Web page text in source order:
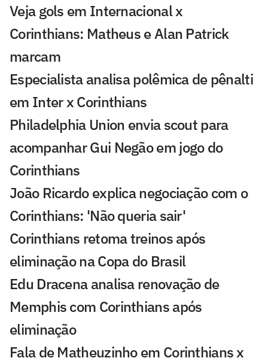
Veja gols em Internacional x
Corinthians: Matheus e Alan Patrick
marcam
Especialista analisa polêmica de pênalti
em Inter x Corinthians
Philadelphia Union envia scout para
acompanhar Gui Negão em jogo do
Corinthians
João Ricardo explica negociação com o
Corinthians: 'Não queria sair'
Corinthians retoma treinos após
eliminação na Copa do Brasil
Edu Dracena analisa renovação de
Memphis com Corinthians após
eliminação
Fala de Matheuzinho em Corinthians x